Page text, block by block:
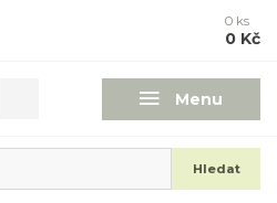
Menu
Hledat
0 ks
0 Kč